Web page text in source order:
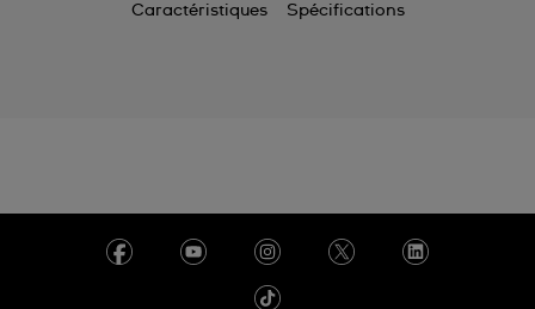
Caractéristiques Spécifications